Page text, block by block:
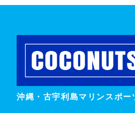
沖縄・古宇利島マリンスポー